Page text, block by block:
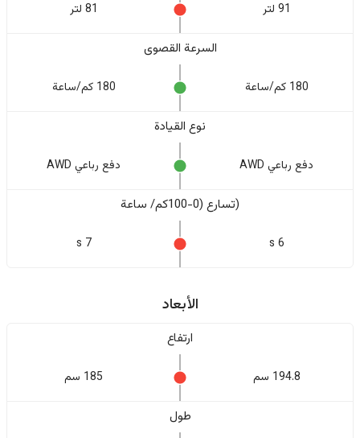
91 لتر 81 لتر
السرعة القصوى
180 كم/ساعة 180 كم/ساعة
نوع القيادة
دفع رباعي AWD دفع رباعي AWD
(تسارع (0-100كم/ ساعة
6 s
7 s
الأبعاد
ارتفاع
194.8 سم 185 سم
طول